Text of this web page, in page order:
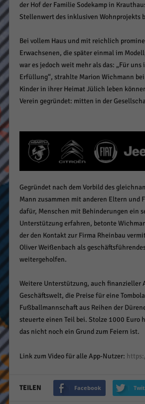
der Hof der Familie Sodekamp in
Stellenwert des inklusiven Wohnprojekts
Bei vollem Haus und mit reichlich
Erwachsenen, die später einmal im
war es jedoch weit mehr als das: „Für
Erfüllung“, strahlte Marion Wichmann
Kinder in ihrer Heimat Jülich leben
Verein gegründet: mitten in der
Gegründet nach dem Vorbild des
Mann zusammen mit anderen Eltern und
dafür, Menschen mit Behinderungen ein
Unterstützung erfahren, betonte
der den Kontakt zur Firma Rheinbau
Oliver Weißenbach als
weitergeholfen.
Weitere Unterstützung, auch finanzieller
Geschäftswelt, die Preise für eine
Fußballmannschaft aus Reihen der
steuerte einen Teil bei. Stolze 1000 Euro
das nicht noch ein Grund zum Feiern ist.
Link zum Video für alle App-Nutzer:
TEILEN Facebook